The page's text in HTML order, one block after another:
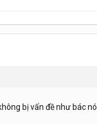
bị vấn đề như bác